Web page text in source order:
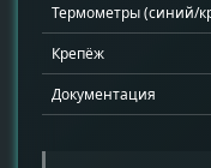
Термометры (синий/
Крепёж
Документация